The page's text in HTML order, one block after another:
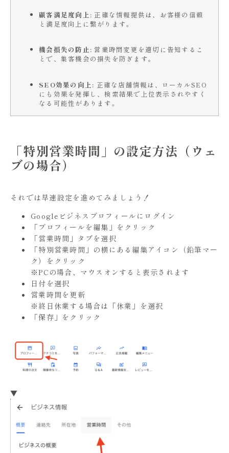
顧客満足度向上: 正確な情報提供は、お客様の信頼
と満足度向上に繋がります。
機会損失の防止: 営業時間変更を適切に告知するこ
とで、集客機会の損失を防ぎます。
SEO効果の向上: 正確な店舗情報は、ローカルSEO
にも効果を発揮し、検索結果で上位表示されやすく
なる可能性があります。
「特別営業時間」の設定方法（ウェ
ブの場合）
それでは早速設定を進めてみましょう！
Googleビジネスプロフィールにログイン
「プロフィールを編集」をクリック
「営業時間」タブを選択
「特別営業時間」の横にある編集アイコン（鉛筆マー
ク）をクリック
※PCの場合、マウスオンすると表示されます
日付を選択
営業時間を更新
※終日休業する場合は「休業」を選択
「保存」をクリック
▼